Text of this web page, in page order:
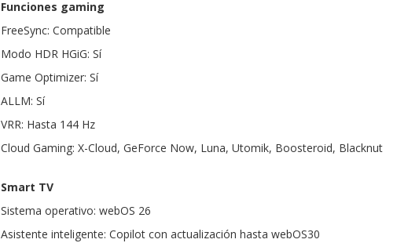
Funciones gaming
FreeSync: Compatible
Modo HDR HGiG: Sí
Game Optimizer: Sí
ALLM: Sí
VRR: Hasta 144 Hz
Cloud Gaming: X-Cloud, GeForce Now, Luna, Utomik, Boosteroid, Blacknut
Smart TV
Sistema operativo: webOS 26
Asistente inteligente: Copilot con actualización hasta webOS30